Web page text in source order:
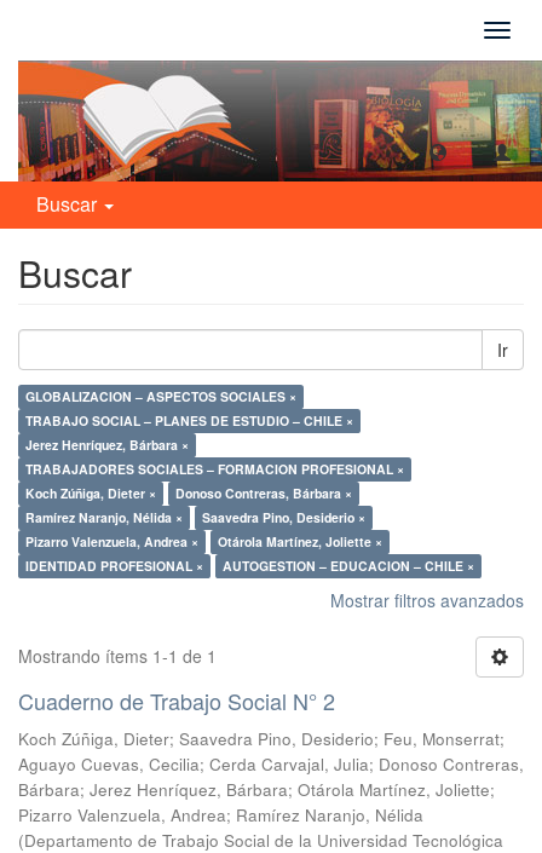
Buscar
Buscar
Ir
GLOBALIZACION – ASPECTOS SOCIALES ×
TRABAJO SOCIAL – PLANES DE ESTUDIO – CHILE ×
Jerez Henríquez, Bárbara ×
TRABAJADORES SOCIALES – FORMACION PROFESIONAL ×
Koch Zúñiga, Dieter ×
Donoso Contreras, Bárbara ×
Ramírez Naranjo, Nélida ×
Saavedra Pino, Desiderio ×
Pizarro Valenzuela, Andrea ×
Otárola Martínez, Joliette ×
IDENTIDAD PROFESIONAL ×
AUTOGESTION – EDUCACION – CHILE ×
Mostrar filtros avanzados
Mostrando ítems 1-1 de 1
Cuaderno de Trabajo Social N° 2
Koch Zúñiga, Dieter; Saavedra Pino, Desiderio; Feu, Monserrat;
Aguayo Cuevas, Cecilia; Cerda Carvajal, Julia; Donoso Contreras,
Bárbara; Jerez Henríquez, Bárbara; Otárola Martínez, Joliette;
Pizarro Valenzuela, Andrea; Ramírez Naranjo, Nélida
(Departamento de Trabajo Social de la Universidad Tecnológica